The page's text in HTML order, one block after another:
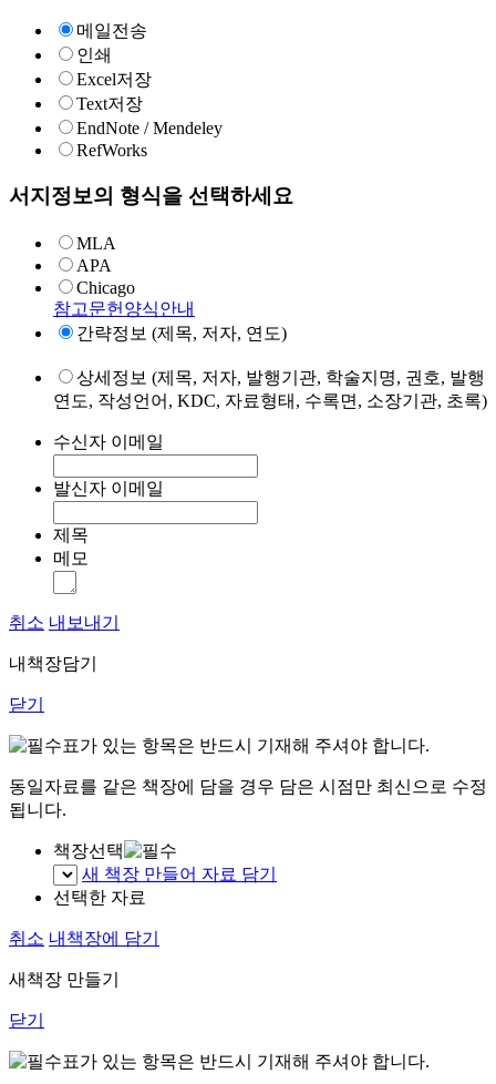
메일전송
인쇄
Excel저장
Text저장
EndNote / Mendeley
RefWorks
서지정보의 형식을 선택하세요
MLA
APA
Chicago
참고문헌양식안내
간략정보 (제목, 저자, 연도)
상세정보 (제목, 저자, 발행기관, 학술지명, 권호, 발행
연도, 작성언어, KDC, 자료형태, 수록면, 소장기관, 초록)
수신자 이메일
발신자 이메일
제목
메모
취소 내보내기
내책장담기
닫기
표가 있는 항목은 반드시 기재해 주셔야 합니다.
동일자료를 같은 책장에 담을 경우 담은 시점만 최신으로 수정
됩니다.
책장선택
새 책장 만들어 자료 담기
선택한 자료
취소 내책장에 담기
새책장 만들기
닫기
표가 있는 항목은 반드시 기재해 주셔야 합니다.